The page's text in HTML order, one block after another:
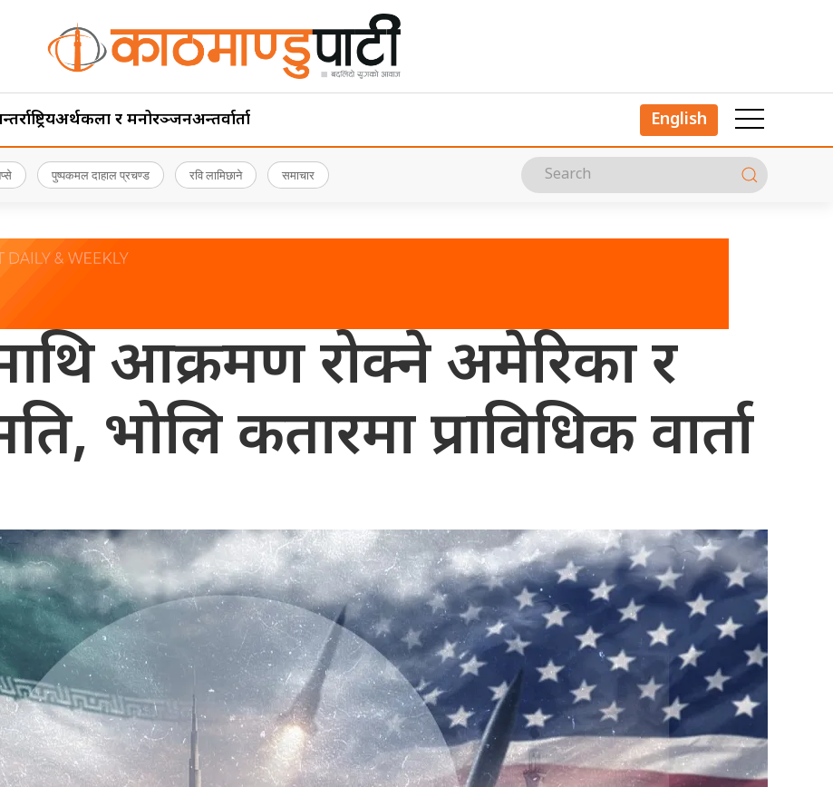
अर्थकला र मनोरञ्जनअन्तर्वार्ता English
पुष्पकमल दाहाल प्रचण्ड रवि लामिछाने समाचार
आक्रमण रोक्ने अमेरिका र
भोलि कतारमा प्राविधिक वार्ता